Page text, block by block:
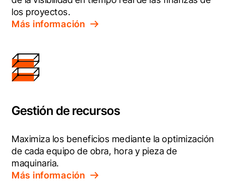
los proyectos.
Más información
Gestión de recursos
Maximiza los beneficios mediante la optimización
de cada equipo de obra, hora y pieza de
maquinaria.
Más información